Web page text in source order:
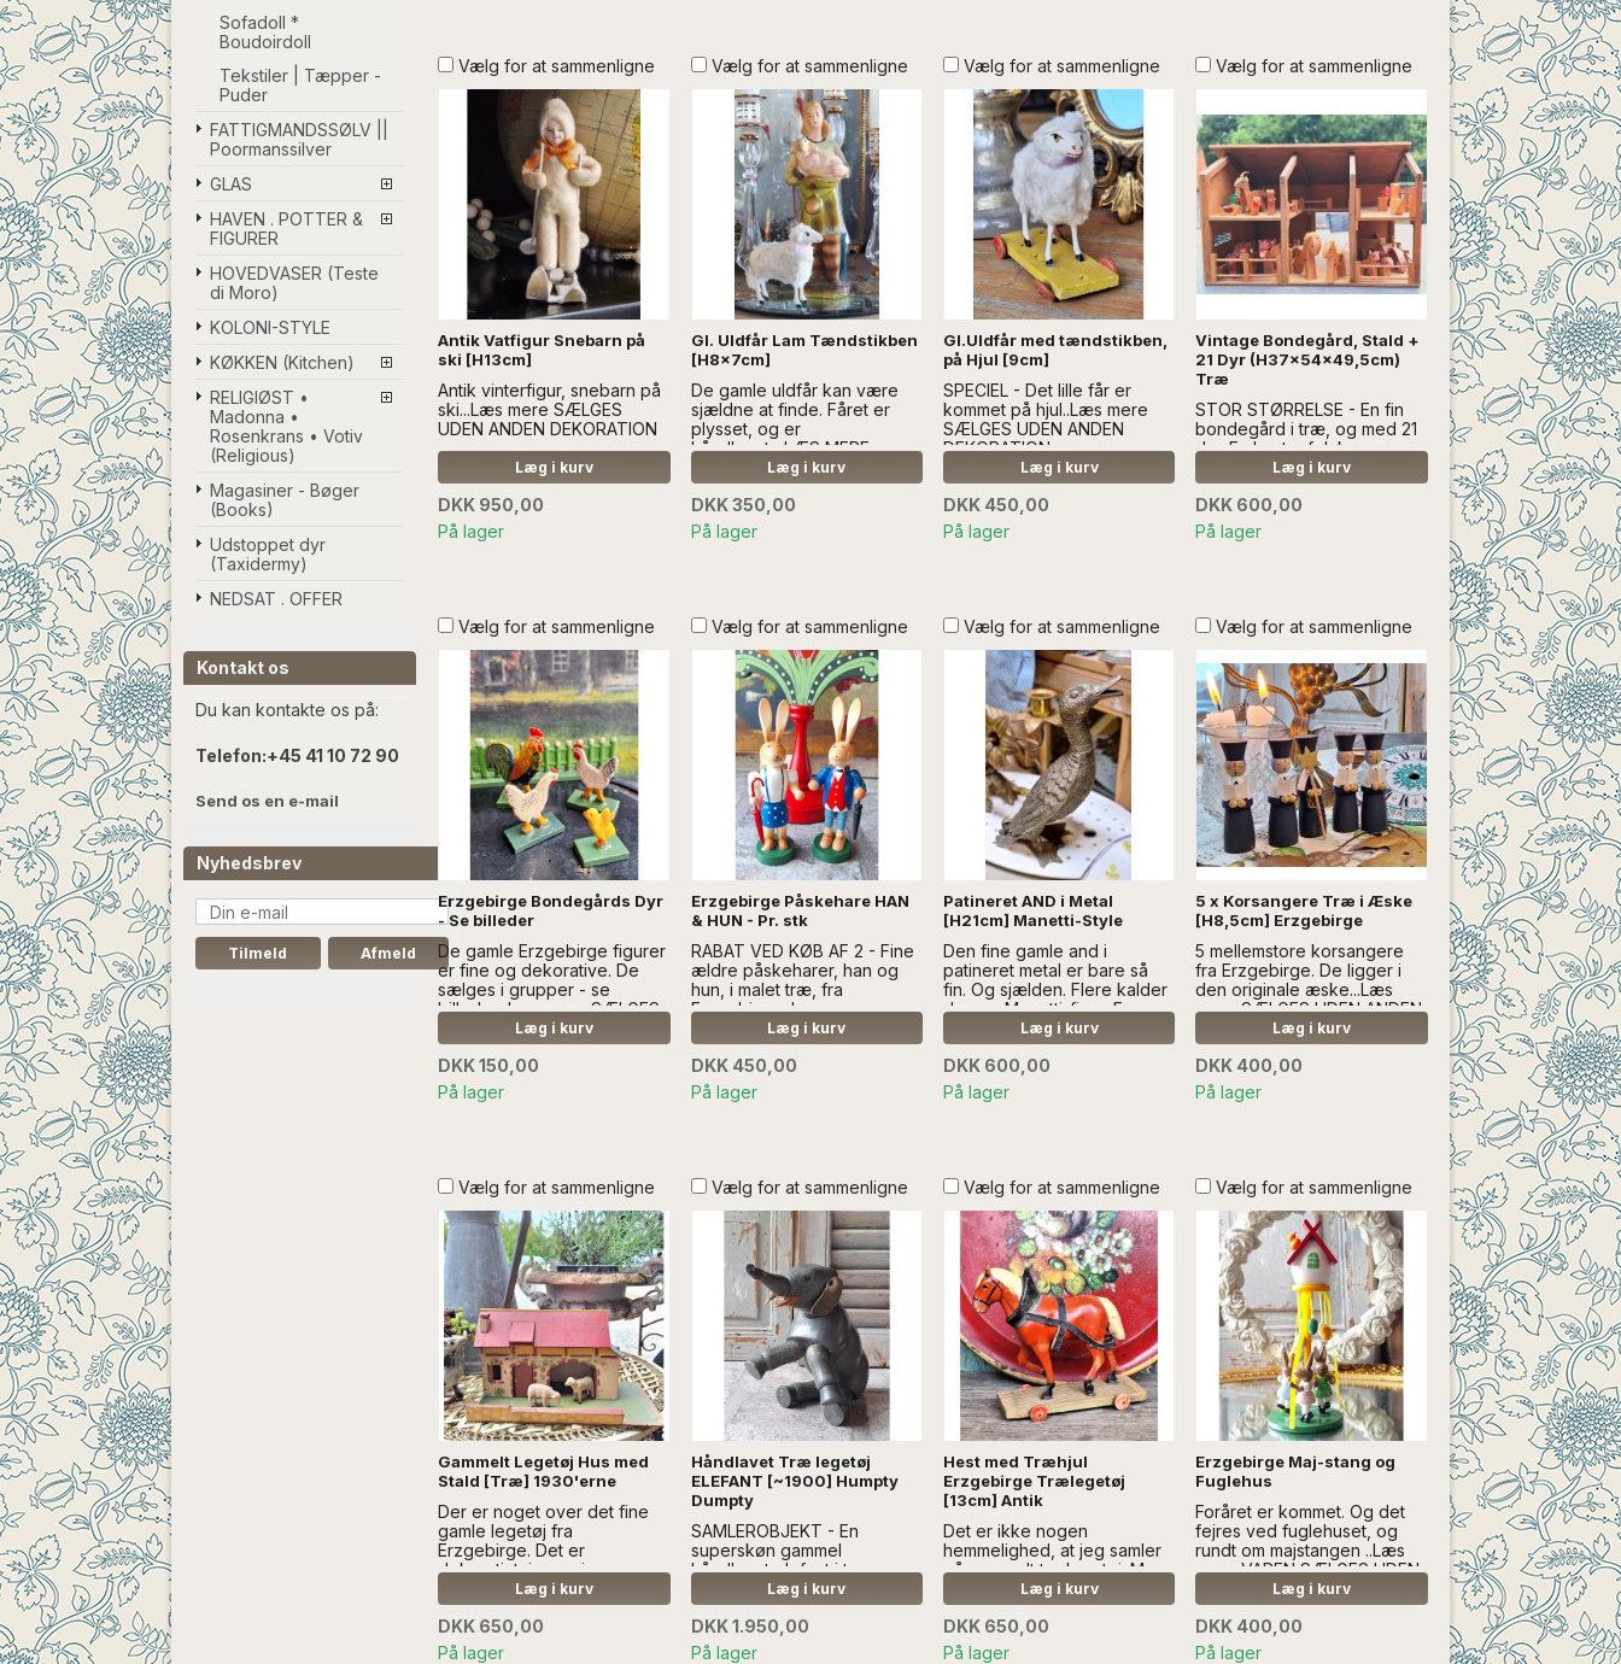
Sofadoll *
Boudoirdoll
Tekstiler | Tæpper -
Puder
FATTIGMANDSSØLV ||
Poormanssilver
GLAS
HAVEN . POTTER &
FIGURER
HOVEDVASER (Teste
di Moro)
KOLONI-STYLE
KØKKEN (Kitchen)
RELIGIØST •
Madonna •
Rosenkrans • Votiv
(Religious)
Magasiner - Bøger
(Books)
Udstoppet dyr
(Taxidermy)
NEDSAT . OFFER
Kontakt os
Du kan kontakte os på:
Telefon:+45 41 10 72 90
Send os en e-mail
Nyhedsbrev
Vælg for at sammenligne
Antik Vatfigur Snebarn på
ski [H13cm]
Antik vinterfigur, snebarn på
ski...Læs mere SÆLGES
UDEN ANDEN DEKORATION
Læg i kurv
DKK 950,00
På lager
Vælg for at sammenligne
Gl. Uldfår Lam Tændstikben
[H8x7cm]
De gamle uldfår kan være
sjældne at finde. Fåret er
plysset, og er
håndlavet....LÆS MERE
SÆLGES UDEN ANDEN
DEKORATION
Læg i kurv
DKK 350,00
På lager
Vælg for at sammenligne
Gl.Uldfår med tændstikben,
på Hjul [9cm]
SPECIEL - Det lille får er
kommet på hjul..Læs mere
SÆLGES UDEN ANDEN
DEKORATION
Læg i kurv
DKK 450,00
På lager
Vælg for at sammenligne
Vintage Bondegård, Stald +
21 Dyr (H37x54x49,5cm)
Træ
STOR STØRRELSE - En fin
bondegård i træ, og med 21
dyr. Fx hest + føl, køer, gæs,
1 gris mm - læs mere KAN
IKKE SENDES MED ANDRE
VARER
Læg i kurv
DKK 600,00
På lager
Vælg for at sammenligne
Erzgebirge Bondegårds Dyr
- Se billeder
De gamle Erzgebirge figurer
er fine og dekorative. De
sælges i grupper - se
billeder...Læs mere SÆLGES
UDEN ANDEN DEKORATION
Læg i kurv
DKK 150,00
På lager
Vælg for at sammenligne
Erzgebirge Påskehare HAN
& HUN - Pr. stk
RABAT VED KØB AF 2 - Fine
ældre påskeharer, han og
hun, i malet træ, fra
Erzgebirge...Læs mere
SÆLGES UDEN ANDEN
DEKORATION
Læg i kurv
DKK 450,00
På lager
Vælg for at sammenligne
Patineret AND i Metal
[H21cm] Manetti-Style
Den fine gamle and i
patineret metal er bare så
fin. Og sjælden. Flere kalder
den en Manetti-figur. En
rigtig eyecatcher...Læs mere
* LYSET SNYDER LIDT PÅ
NOGLE AF BILLEDERNE. DEN
ER PATINERET SØLV *
SÆLGES UDEN ANDEN
Læg i kurv
DKK 600,00
På lager
Vælg for at sammenligne
5 x Korsangere Træ i Æske
[H8,5cm] Erzgebirge
5 mellemstore korsangere
fra Erzgebirge. De ligger i
den originale æske...Læs
mere SÆLGES UDEN ANDEN
DEKORATIONLæg i kurv
DKK 400,00
På lager
Vælg for at sammenligne
Gammelt Legetøj Hus med
Stald [Træ] 1930'erne
Der er noget over det fine
gamle legetøj fra
Erzgebirge. Det er
dekorativt, i en naiv og
charmerende stil...Læs mere
SÆLGES UDEN ANDEN
DEKORATION Diverse får
kan købes HER
Læg i kurv
DKK 650,00
På lager
Vælg for at sammenligne
Håndlavet Træ legetøj
ELEFANT [~1900] Humpty
Dumpty
SAMLEROBJEKT - En
superskøn gammel
håndlavet elefant i træ.
Elefanten er antikt legetøj fra
en cirkus-samling....læs mere
Læg i kurv
DKK 1.950,00
På lager
Vælg for at sammenligne
Hest med Træhjul
Erzgebirge Trælegetøj
[13cm] Antik
Det er ikke nogen
hemmelighed, at jeg samler
på gammelt trælegetøj. Men
nogle gange skal der også
sælges noget af det...Læs
mere SÆLGES UDEN ANDEN
DEKORATION
Læg i kurv
DKK 650,00
På lager
Vælg for at sammenligne
Erzgebirge Maj-stang og
Fuglehus
Foråret er kommet. Og det
fejres ved fuglehuset, og
rundt om majstangen ..Læs
mere VAREN SÆLGES UDEN
ANDEN DEKORATION
Læg i kurv
DKK 400,00
På lager